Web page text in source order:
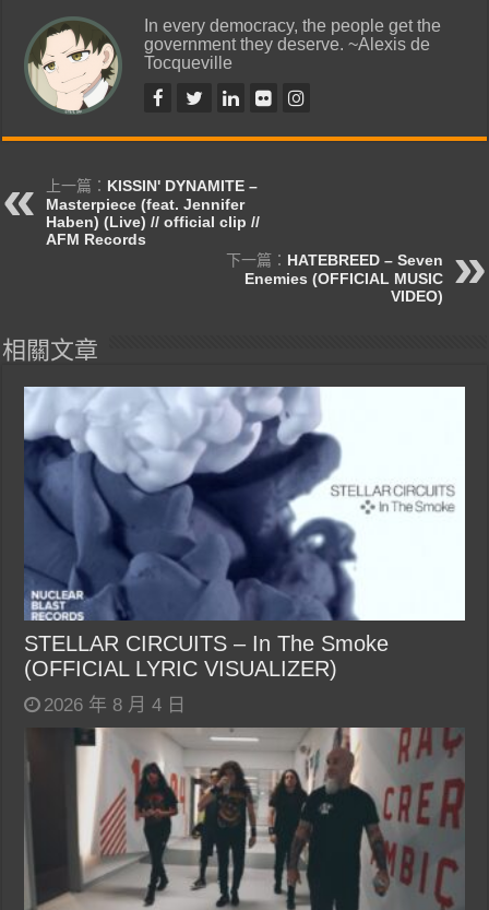
In every democracy, the people get the
government they deserve. ~Alexis de
Tocqueville
上一篇： KISSIN' DYNAMITE –
Masterpiece (feat. Jennifer
Haben) (Live) // official clip //
AFM Records
下一篇： HATEBREED – Seven
Enemies (OFFICIAL MUSIC
VIDEO)
相關文章
STELLAR CIRCUITS – In The Smoke
(OFFICIAL LYRIC VISUALIZER)
2026 年 8 月 4 日